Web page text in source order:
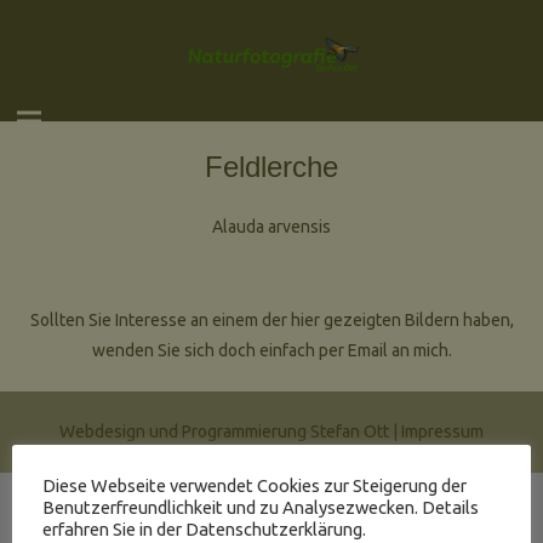
Feldlerche
Alauda arvensis
Sollten Sie Interesse an einem der hier gezeigten Bildern haben,
wenden Sie sich doch einfach per Email an mich.
Webdesign und Programmierung Stefan Ott | Impressum
Diese Webseite verwendet Cookies zur Steigerung der
Benutzerfreundlichkeit und zu Analysezwecken. Details
erfahren Sie in der Datenschutzerklärung.